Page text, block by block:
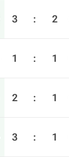
3 : 2
1 : 1
2 : 1
3 : 1